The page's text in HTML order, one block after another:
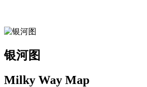
银河图
Milky Way Map